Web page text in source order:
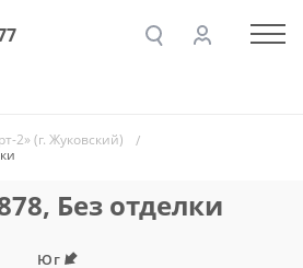
2» (г. Жуковский)
Без отделки
Юг